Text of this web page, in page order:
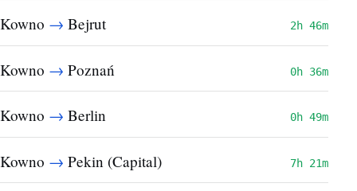
Kowno → Bejrut 2h 46m
Kowno → Poznań 0h 36m
Kowno → Berlin 0h 49m
Kowno → Pekin (Capital) 7h 21m